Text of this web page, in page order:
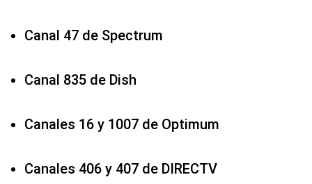
Canal 47 de Spectrum
Canal 835 de Dish
Canales 16 y 1007 de Optimum
Canales 406 y 407 de DIRECTV